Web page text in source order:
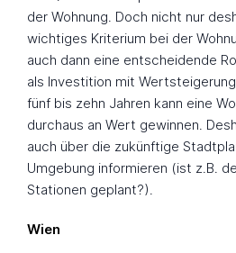
der Wohnung. Doch nicht nur
wichtiges Kriterium bei der
auch dann eine entscheidende
als Investition mit
fünf bis zehn Jahren kann eine
durchaus an Wert gewinnen.
auch über die zukünftige
Umgebung informieren (ist z.B.
Stationen geplant?).
Wien